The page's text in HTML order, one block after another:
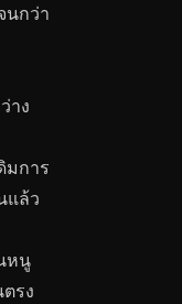
นกว่า
าง
มการ
แล้ว
หนู
รง